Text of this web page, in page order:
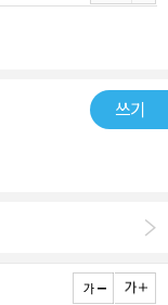
쓰기